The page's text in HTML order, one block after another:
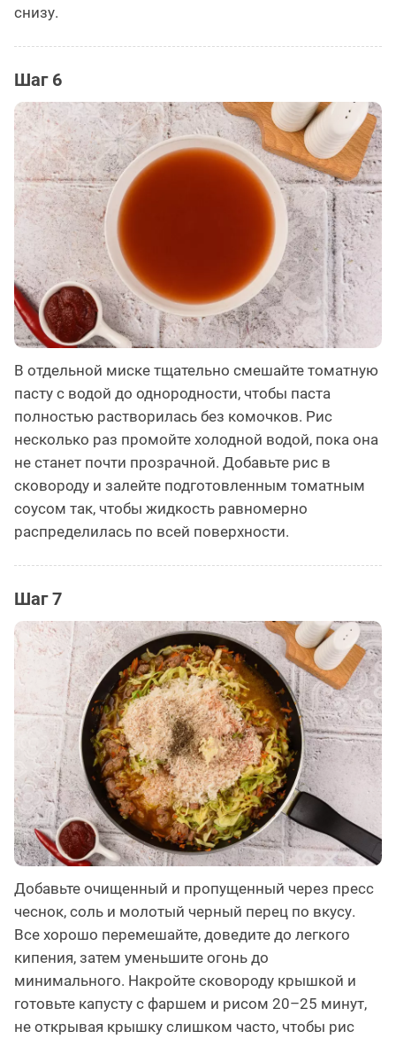
снизу.
Шаг 6
В отдельной миске тщательно смешайте томатную
пасту с водой до однородности, чтобы паста
полностью растворилась без комочков. Рис
несколько раз промойте холодной водой, пока она
не станет почти прозрачной. Добавьте рис в
сковороду и залейте подготовленным томатным
соусом так, чтобы жидкость равномерно
распределилась по всей поверхности.
Шаг 7
Добавьте очищенный и пропущенный через пресс
чеснок, соль и молотый черный перец по вкусу.
Все хорошо перемешайте, доведите до легкого
кипения, затем уменьшите огонь до
минимального. Накройте сковороду крышкой и
готовьте капусту с фаршем и рисом 20–25 минут,
не открывая крышку слишком часто, чтобы рис